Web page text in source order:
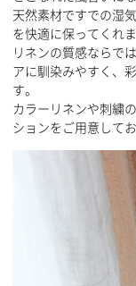
天然素材ですでの湿
を快適に保ってくれま
リネンの質感ならで
アに馴染みやすく、
す。
カラーリネンや刺繍
ションをご用意してお